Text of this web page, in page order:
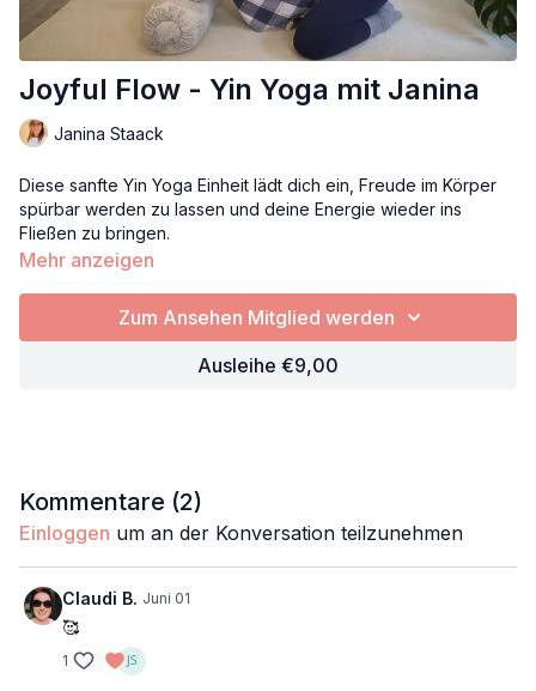
Joyful Flow - Yin Yoga mit Janina
Janina Staack
Diese sanfte Yin Yoga Einheit lädt dich ein, Freude im Körper
spürbar werden zu lassen und deine Energie wieder ins
Fließen zu bringen.
und ganz im Spüren ankommen. Der Atem begleitet dich dabei
Eine nährende, entspannende Praxis für alle Level.
Joy
Freude
Genuss
Fließen
Energie
Energiefluss
Mehr anzeigen
Zum Ansehen Mitglied werden
Ausleihe €9,00
Kommentare (2)
Einloggen um an der Konversation teilzunehmen
Claudi B. Juni 01
🥰
1